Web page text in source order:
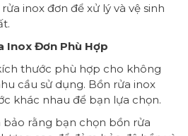
inox đơn để xử lý và vệ sinh
Inox Đơn Phù Hợp
thước phù hợp cho không
cầu sử dụng. Bồn rửa inox
khác nhau để bạn lựa chọn.
rằng bạn chọn bồn rửa